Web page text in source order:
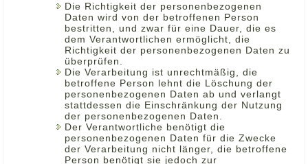
Die Richtigkeit der personenbezogenen
Daten wird von der betroffenen Person
bestritten, und zwar für eine Dauer, die es
dem Verantwortlichen ermöglicht, die
Richtigkeit der personenbezogenen Daten zu
überprüfen.
Die Verarbeitung ist unrechtmäßig, die
betroffene Person lehnt die Löschung der
personenbezogenen Daten ab und verlangt
stattdessen die Einschränkung der Nutzung
der personenbezogenen Daten.
Der Verantwortliche benötigt die
personenbezogenen Daten für die Zwecke
der Verarbeitung nicht länger, die betroffene
Person benötigt sie jedoch zur